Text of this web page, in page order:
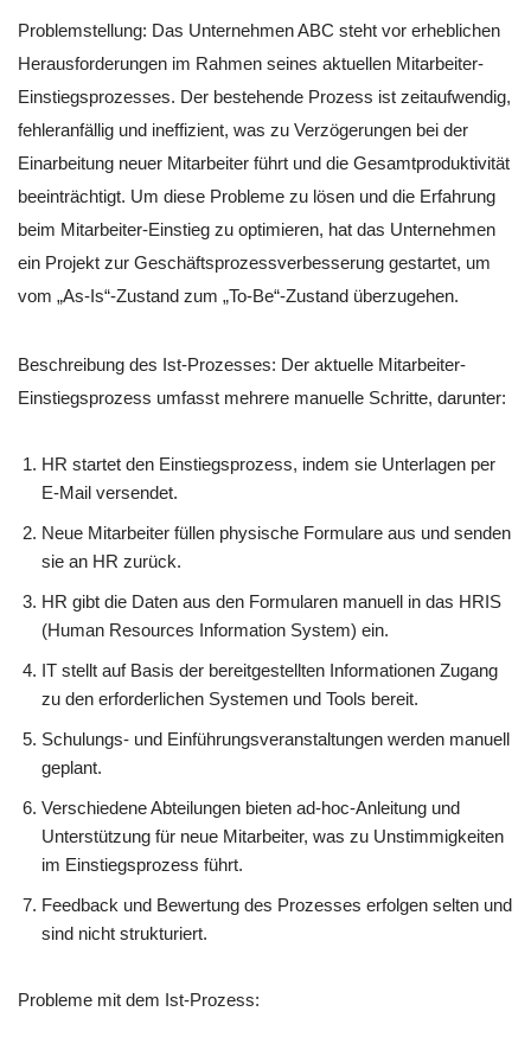
Problemstellung: Das Unternehmen ABC steht vor erheblichen
Herausforderungen im Rahmen seines aktuellen Mitarbeiter-
Einstiegsprozesses. Der bestehende Prozess ist zeitaufwendig,
fehleranfällig und ineffizient, was zu Verzögerungen bei der
Einarbeitung neuer Mitarbeiter führt und die Gesamtproduktivität
beeinträchtigt. Um diese Probleme zu lösen und die Erfahrung
beim Mitarbeiter-Einstieg zu optimieren, hat das Unternehmen
ein Projekt zur Geschäftsprozessverbesserung gestartet, um
vom „As-Is“-Zustand zum „To-Be“-Zustand überzugehen.
Beschreibung des Ist-Prozesses: Der aktuelle Mitarbeiter-
Einstiegsprozess umfasst mehrere manuelle Schritte, darunter:
HR startet den Einstiegsprozess, indem sie Unterlagen per
E-Mail versendet.
Neue Mitarbeiter füllen physische Formulare aus und senden
sie an HR zurück.
HR gibt die Daten aus den Formularen manuell in das HRIS
(Human Resources Information System) ein.
IT stellt auf Basis der bereitgestellten Informationen Zugang
zu den erforderlichen Systemen und Tools bereit.
Schulungs- und Einführungsveranstaltungen werden manuell
geplant.
Verschiedene Abteilungen bieten ad-hoc-Anleitung und
Unterstützung für neue Mitarbeiter, was zu Unstimmigkeiten
im Einstiegsprozess führt.
Feedback und Bewertung des Prozesses erfolgen selten und
sind nicht strukturiert.
Probleme mit dem Ist-Prozess: